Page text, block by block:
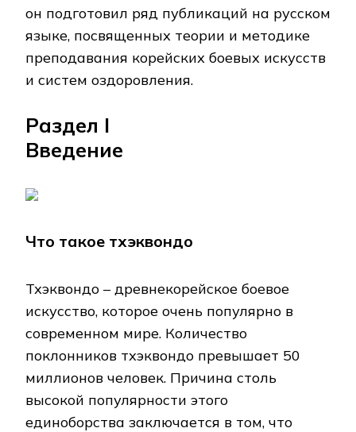
он подготовил ряд публикаций на русском
языке, посвященных теории и методике
преподавания корейских боевых искусств
и систем оздоровления.
Раздел I
Введение
Что такое тхэквондо
Тхэквондо – древнекорейское боевое
искусство, которое очень популярно в
современном мире. Количество
поклонников тхэквондо превышает 50
миллионов человек. Причина столь
высокой популярности этого
единоборства заключается в том, что